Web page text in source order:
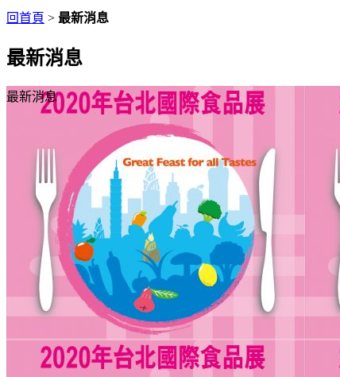
回首頁 > 最新消息
最新消息
最新消息